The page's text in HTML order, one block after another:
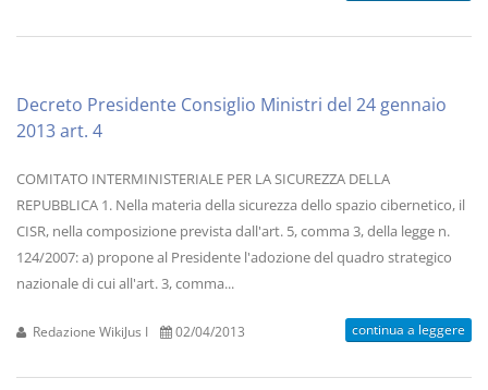
Decreto Presidente Consiglio Ministri del 24 gennaio
2013 art. 4
COMITATO INTERMINISTERIALE PER LA SICUREZZA DELLA
REPUBBLICA 1. Nella materia della sicurezza dello spazio cibernetico, il
CISR, nella composizione prevista dall'art. 5, comma 3, della legge n.
124/2007: a) propone al Presidente l'adozione del quadro strategico
nazionale di cui all'art. 3, comma...
Redazione WikiJus I 02/04/2013 continua a leggere